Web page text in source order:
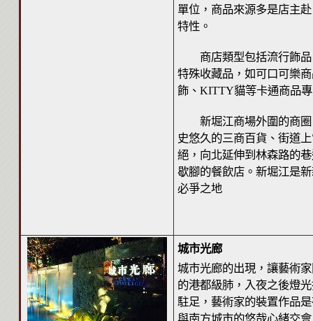
單位，商品來源多是店主
特性。
商店類型包括流行飾品
特殊收藏品，如可口可樂
飾、KITTY貓等卡通商品
新堀江商場外圍的商圈
史悠久的三商百貨、街道
絕，向北延伸到林森路的
歇腳的餐飲店。新堀江是
必爭之地
城市光廊
城市光廊的出現，讓藝術
的港都級肺，入夜之後燈
駐足，藝術家的裝置作品